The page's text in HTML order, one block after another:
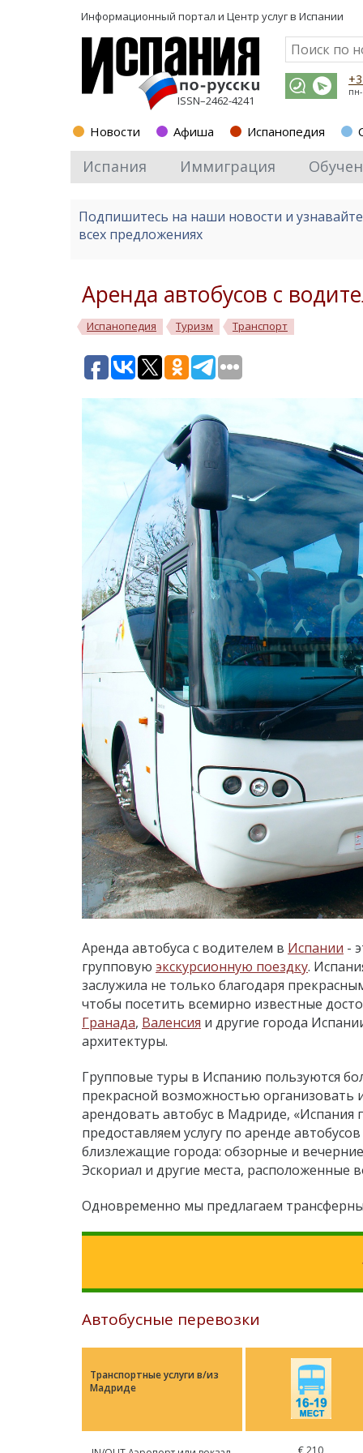
Информационный портал и Центр услуг в Испании
ISSN–2462-4241
Новости Афиша Испанопедия
Испания Иммиграция
Подпишитесь на наши новости и
всех предложениях
Аренда автобусов с
Испанопедия Туризм Транспорт
Аренда автобуса с водителем в Испании -
групповую экскурсионную поездку.
заслужила не только благодаря
чтобы посетить всемирно известные
Гранада, Валенсия и другие города
архитектуры.
Групповые туры в Испанию пользуются
прекрасной возможностью организовать
арендовать автобус в Мадриде, «Испания
предоставляем услугу по аренде
близлежащие города: обзорные и
Эскориал и другие места, расположенные
Одновременно мы предлагаем
Автобусные перевозки
Транспортные услуги в/из
Мадриде